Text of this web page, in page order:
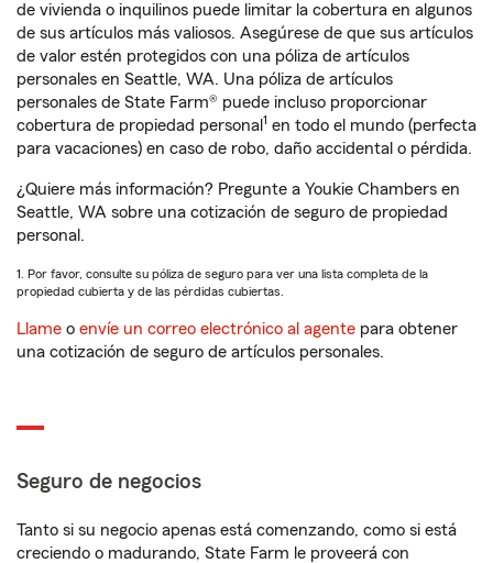
de vivienda o inquilinos puede limitar la cobertura en algunos
de sus artículos más valiosos. Asegúrese de que sus artículos
de valor estén protegidos con una póliza de artículos
personales en Seattle, WA. Una póliza de artículos
personales de State Farm® puede incluso proporcionar
cobertura de propiedad personal 1 en todo el mundo (perfecta
para vacaciones) en caso de robo, daño accidental o pérdida.
¿Quiere más información? Pregunte a Youkie Chambers en
Seattle, WA sobre una cotización de seguro de propiedad
personal.
1. Por favor, consulte su póliza de seguro para ver una lista completa de la
propiedad cubierta y de las pérdidas cubiertas.
Llame o envíe un correo electrónico al agente para obtener
una cotización de seguro de artículos personales.
Seguro de negocios
Tanto si su negocio apenas está comenzando, como si está
creciendo o madurando, State Farm le proveerá con